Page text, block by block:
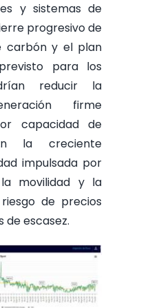
y sistemas de
progresivo de
carbón y el plan
para los
reducir la
firme
capacidad de
la creciente
impulsada por
movilidad y la
de precios
de escasez.